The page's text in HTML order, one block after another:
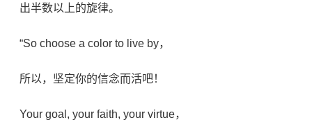
出半数以上的旋律。
“So choose a color to live by，
所以，坚定你的信念而活吧！
Your goal, your faith, your virtue，